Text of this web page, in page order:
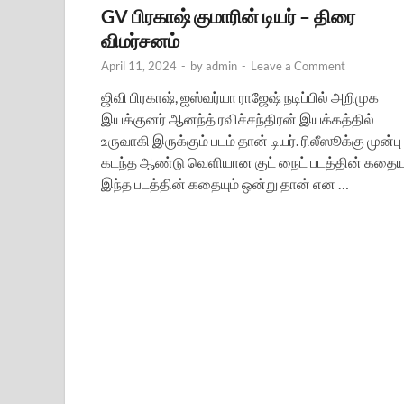
GV பிரகாஷ் குமாரின் டியர் – திரை
விமர்சனம்
April 11, 2024 - byadmin - Leave a Comment
ஜிவி பிரகாஷ், ஐஸ்வர்யா ராஜேஷ் நடிப்பில் அறிமுக
இயக்குனர் ஆனந்த் ரவிச்சந்திரன் இயக்கத்தில்
உருவாகி இருக்கும் படம் தான் டியர். ரிலீஸூக்கு முன்பு
கடந்த ஆண்டு வெளியான குட் நைட் படத்தின்
இந்த படத்தின் கதையும் ஒன்று தான் என …